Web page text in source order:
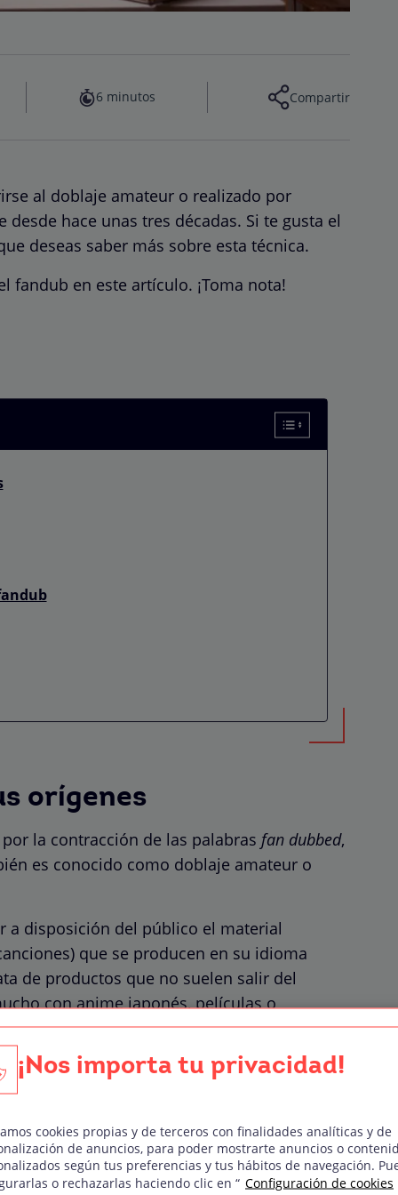
6 minutos Compartir
al doblaje amateur o realizado por
hace unas tres décadas. Si te gusta el
deseas saber más sobre esta técnica.
fandub en este artículo. ¡Toma nota!
orígenes
la contracción de las palabras fan dubbed,
es conocido como doblaje amateur o
a disposición del público el material
que se producen en su idioma
de productos que no suelen salir del
con anime japonés, películas o
es inexistente y es entonces cuando la
poder hacer accesible el producto aunque
¡Nos importa tu privacidad!
cookies propias y de terceros con finalidades analíticas y de
de anuncios, para poder mostrarte anuncios o
según tus preferencias y tus hábitos de navegación.
o rechazarlas haciendo clic en “ Configuración de cookies